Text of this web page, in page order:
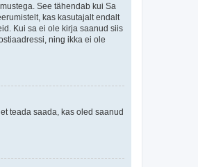
See tähendab kui Sa
kas kasutajalt endalt
Kui sa ei ole kirja saanud siis
ning ikka ei ole
teada saada, kas oled saanud